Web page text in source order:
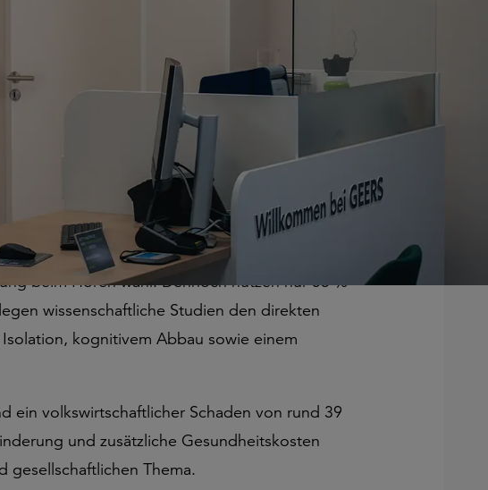
– unterstützt durch innovative
Hörtestwoche vom 2. bis 6. März in rund 700
Deutschlands führender Hörakustiker, die
Mittelpunkt. Hörverlust betrifft Millionen Menschen
beim Hören wahr. Dennoch nutzen nur 53 %
wissenschaftliche Studien den direkten
kognitivem Abbau sowie einem
ein volkswirtschaftlicher Schaden von rund 39
und zusätzliche Gesundheitskosten
gesellschaftlichen Thema.